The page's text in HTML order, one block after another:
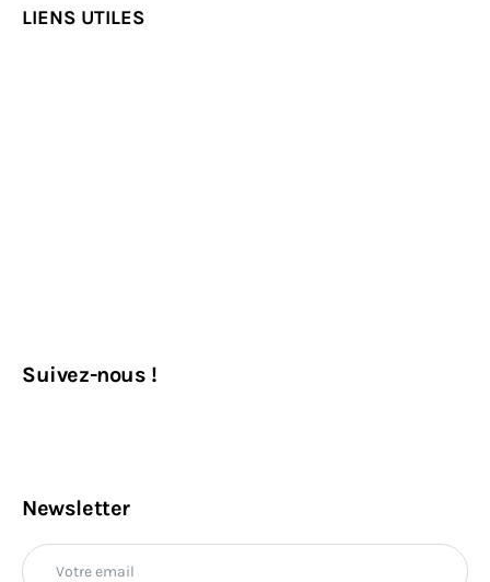
LIENS UTILES
Suivez-nous !
Newsletter